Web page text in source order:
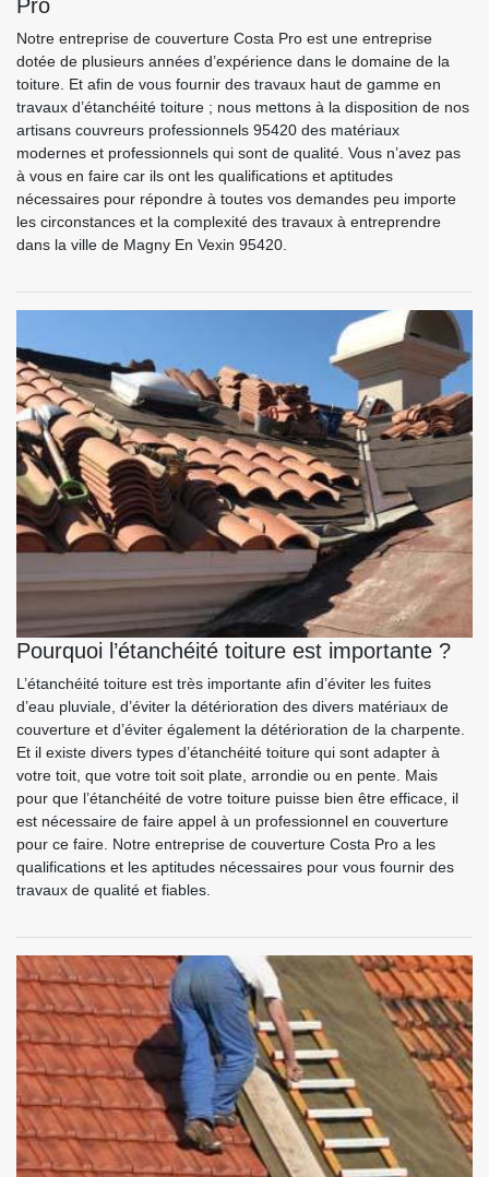
Pro
Notre entreprise de couverture Costa Pro est une entreprise
dotée de plusieurs années d’expérience dans le domaine de la
toiture. Et afin de vous fournir des travaux haut de gamme en
travaux d’étanchéité toiture ; nous mettons à la disposition de nos
artisans couvreurs professionnels 95420 des matériaux
modernes et professionnels qui sont de qualité. Vous n’avez pas
à vous en faire car ils ont les qualifications et aptitudes
nécessaires pour répondre à toutes vos demandes peu importe
les circonstances et la complexité des travaux à entreprendre
dans la ville de Magny En Vexin 95420.
Pourquoi l’étanchéité toiture est importante ?
L’étanchéité toiture est très importante afin d’éviter les fuites
d’eau pluviale, d’éviter la détérioration des divers matériaux de
couverture et d’éviter également la détérioration de la charpente.
Et il existe divers types d’étanchéité toiture qui sont adapter à
votre toit, que votre toit soit plate, arrondie ou en pente. Mais
pour que l’étanchéité de votre toiture puisse bien être efficace, il
est nécessaire de faire appel à un professionnel en couverture
pour ce faire. Notre entreprise de couverture Costa Pro a les
qualifications et les aptitudes nécessaires pour vous fournir des
travaux de qualité et fiables.